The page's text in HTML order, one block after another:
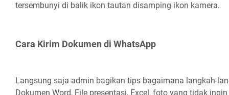
tersembunyi di balik ikon tautan disamping ikon kamera.
Cara Kirim Dokumen di WhatsApp
Langsung saja admin bagikan tips bagaimana langkah-
Dokumen Word, File presentasi, Excel, foto yang tidak